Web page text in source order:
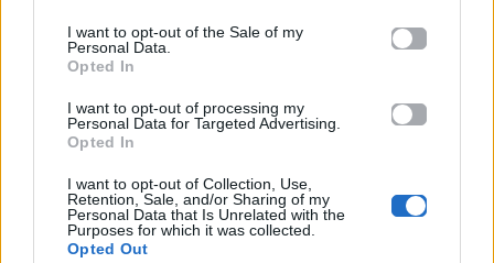
I want to opt-out of the Sale of my
Personal Data.
Opted In
I want to opt-out of processing my
Personal Data for Targeted Advertising.
Opted In
I want to opt-out of Collection, Use,
Retention, Sale, and/or Sharing of my
Personal Data that Is Unrelated with the
Purposes for which it was collected.
Opted Out
Βιογραφικά
Ελλήνων
με πληροφορίες για
δισκογραφία, πορεία